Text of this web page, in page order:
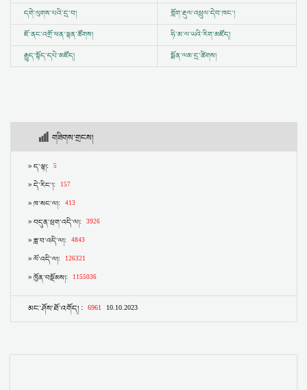
དགེ་ལུགས་པའི་དྲ་བ།
གློག་རྡུལ་འཕྲུལ་དེབ་ཁང་།
ཇོ་ནང་འགྲོ་ཕན་ལྷན་ཚོགས།
ཧི་མ་ལ་ཡའི་རིག་མཛོད།
རྒྱུད་སྟོད་དཔེ་མཛོད།
སྨོན་ལམ་དྲ་ཚིགས།